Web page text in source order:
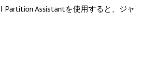
Assistantを使用すると、ジャ